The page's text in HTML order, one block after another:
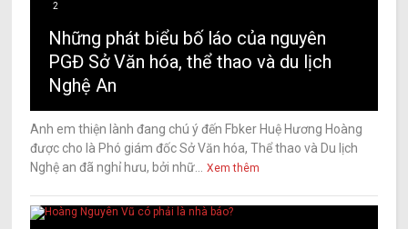
2
Những phát biểu bố láo của nguyên
PGĐ Sở Văn hóa, thể thao và du lịch
Nghệ An
Anh em thiện lành đang chú ý đến Fbker Huệ Hương Hoàng
được cho là Phó giám đốc Sở Văn hóa, Thể thao và Du lịch
Nghệ an đã nghỉ hưu, bởi nhữ...
Xem thêm